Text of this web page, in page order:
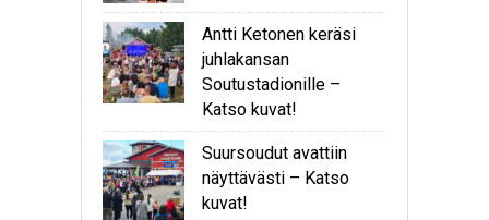
Antti Ketonen keräsi
juhlakansan
Soutustadionille –
Katso kuvat!
Suursoudut avattiin
näyttävästi – Katso
kuvat!